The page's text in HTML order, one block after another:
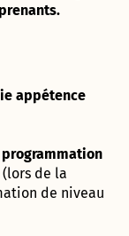
appétence
de la
de niveau